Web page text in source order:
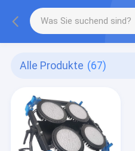
Alle Produkte (67)